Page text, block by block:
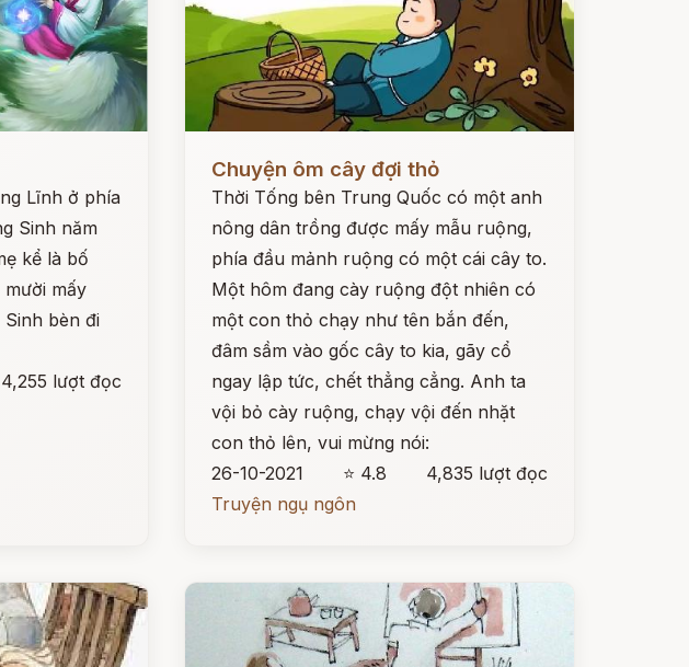
Lĩnh ở phía
Sinh năm
kể là bố
mấy
bèn đi
4,255 lượt đọc
Chuyện ôm cây đợi thỏ
Thời Tống bên Trung Quốc có một anh
nông dân trồng được mấy mẫu ruộng,
phía đầu mảnh ruộng có một cái cây to.
Một hôm đang cày ruộng đột nhiên có
một con thỏ chạy như tên bắn đến,
đâm sầm vào gốc cây to kia, gãy cổ
ngay lập tức, chết thẳng cẳng. Anh ta
vội bỏ cày ruộng, chạy vội đến nhặt
con thỏ lên, vui mừng nói:
26-10-2021
⭐ 4.8
4,835 lượt đọc
Truyện ngụ ngôn